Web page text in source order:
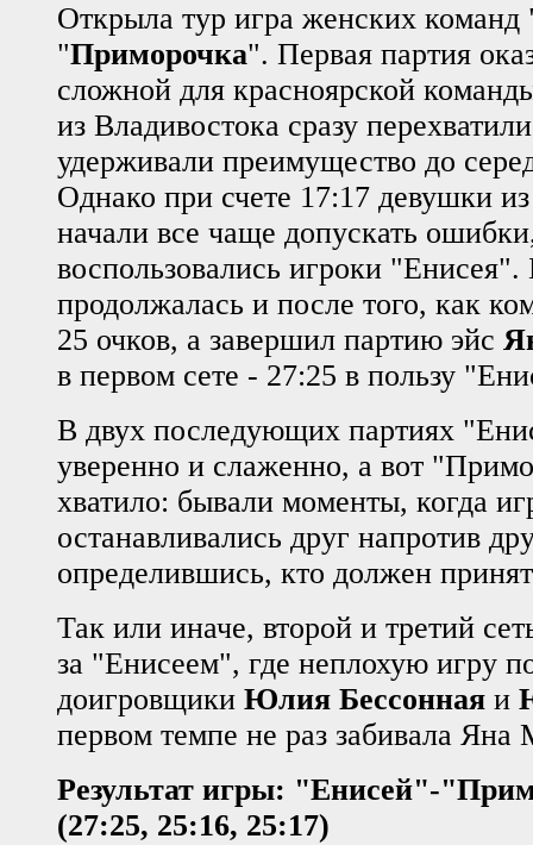
Открыла тур игра женских команд
"Приморочка". Первая партия
сложной для красноярской
из Владивостока сразу
удерживали преимущество до
Однако при счете 17:17 девушки
начали все чаще допускать
воспользовались игроки "Енисея".
продолжалась и после того, как
25 очков, а завершил партию эйс
в первом сете - 27:25 в пользу
В двух последующих партиях
уверенно и слаженно, а вот
хватило: бывали моменты, когда
останавливались друг напротив
определившись, кто должен
Так или иначе, второй и третий
за "Енисеем", где неплохую игру
доигровщики Юлия Бессонная и
первом темпе не раз забивала
Результат игры: "Енисей"-
(27:25, 25:16, 25:17)